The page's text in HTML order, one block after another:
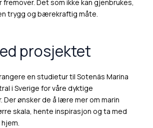
fremover. Det som ikke kan gjenbrukes,
trygg og bærekraftig måte.
prosjektet
en studietur til Sotenäs Marina
i Sverige for våre dyktige
ønsker de å lære mer om marin
skala, hente inspirasjon og ta med